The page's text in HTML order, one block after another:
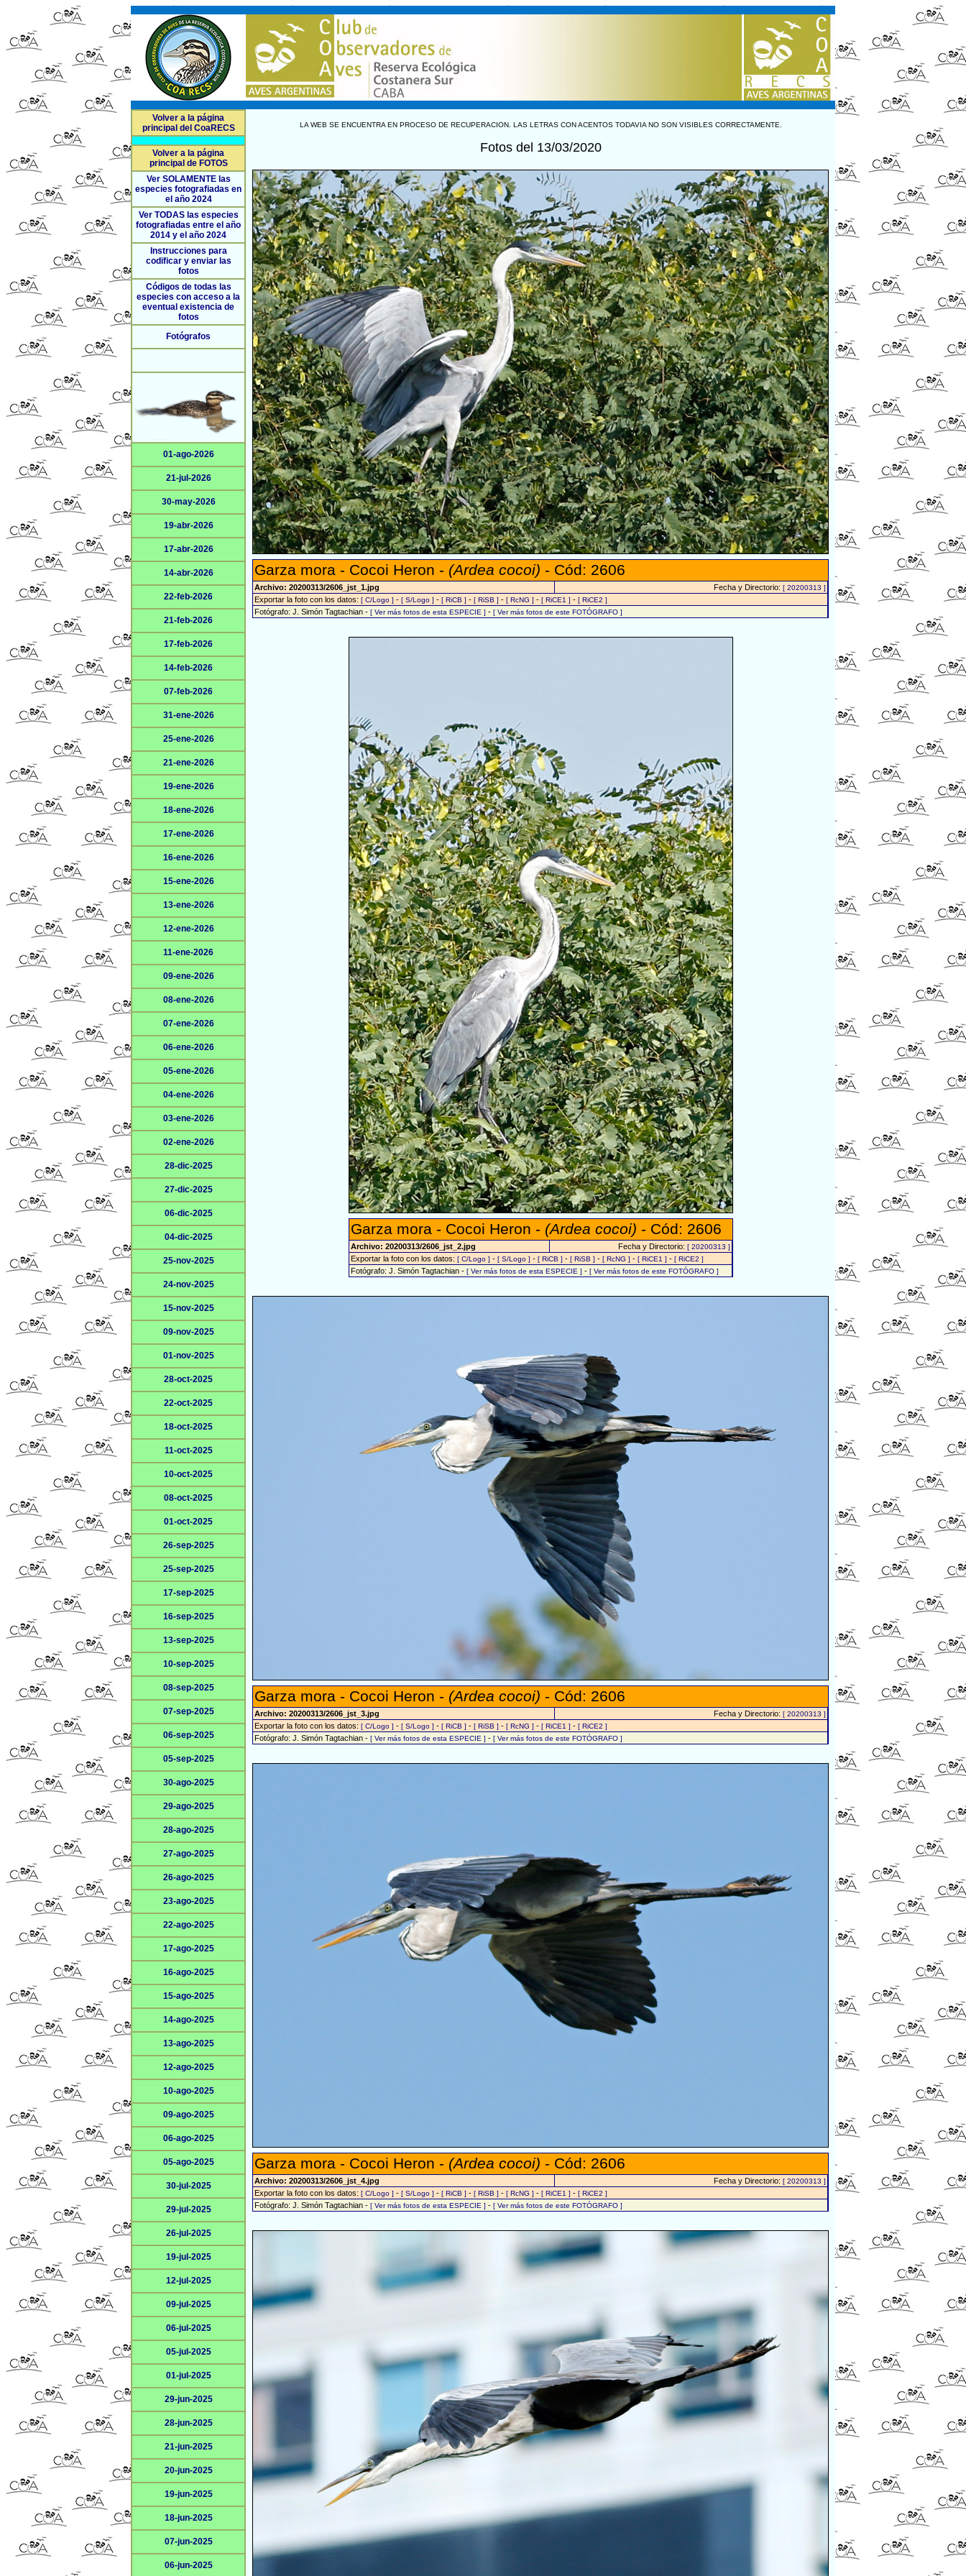
Volver a la página
principal del CoaRECS
Volver a la página
principal de FOTOS
Ver SOLAMENTE las
especies fotografiadas en
el año 2024
Ver TODAS las especies
fotografiadas entre el año
2014 y el año 2024
Instrucciones para
codificar y enviar las
fotos
Códigos de todas las
especies con acceso a la
eventual existencia de
fotos
Fotógrafos
01-ago-2026
21-jul-2026
30-may-2026
19-abr-2026
17-abr-2026
14-abr-2026
22-feb-2026
21-feb-2026
17-feb-2026
14-feb-2026
07-feb-2026
31-ene-2026
25-ene-2026
21-ene-2026
19-ene-2026
18-ene-2026
17-ene-2026
16-ene-2026
15-ene-2026
13-ene-2026
12-ene-2026
11-ene-2026
09-ene-2026
08-ene-2026
07-ene-2026
06-ene-2026
05-ene-2026
04-ene-2026
03-ene-2026
02-ene-2026
28-dic-2025
27-dic-2025
06-dic-2025
04-dic-2025
25-nov-2025
24-nov-2025
15-nov-2025
09-nov-2025
01-nov-2025
28-oct-2025
22-oct-2025
18-oct-2025
11-oct-2025
10-oct-2025
08-oct-2025
01-oct-2025
26-sep-2025
25-sep-2025
17-sep-2025
16-sep-2025
13-sep-2025
10-sep-2025
08-sep-2025
07-sep-2025
06-sep-2025
05-sep-2025
30-ago-2025
29-ago-2025
28-ago-2025
27-ago-2025
26-ago-2025
23-ago-2025
22-ago-2025
17-ago-2025
16-ago-2025
15-ago-2025
14-ago-2025
13-ago-2025
12-ago-2025
10-ago-2025
09-ago-2025
06-ago-2025
05-ago-2025
30-jul-2025
29-jul-2025
26-jul-2025
19-jul-2025
12-jul-2025
09-jul-2025
06-jul-2025
05-jul-2025
01-jul-2025
29-jun-2025
28-jun-2025
21-jun-2025
20-jun-2025
19-jun-2025
18-jun-2025
07-jun-2025
06-jun-2025
LA WEB SE ENCUENTRA EN PROCESO DE RECUPERACION. LAS LETRAS CON ACENTOS TODAVIA NO SON VISIBLES CORRECTAMENTE.
Fotos del 13/03/2020
Garza mora - Cocoi Heron - (Ardea cocoi) - Cód: 2606
Archivo: 20200313/2606_jst_1.jpg Fecha y Directorio: [ 20200313 ]
Exportar la foto con los datos: [ C/Logo ] - [ S/Logo ] - [ RiCB ] - [ RiSB ] - [ RcNG ] - [ RiCE1 ] - [ RiCE2 ]
Fotógrafo: J. Simón Tagtachian - [ Ver más fotos de esta ESPECIE ] - [ Ver más fotos de este FOTÓGRAFO ]
Garza mora - Cocoi Heron - (Ardea cocoi) - Cód: 2606
Archivo: 20200313/2606_jst_2.jpg Fecha y Directorio: [ 20200313 ]
Exportar la foto con los datos: [ C/Logo ] - [ S/Logo ] - [ RiCB ] - [ RiSB ] - [ RcNG ] - [ RiCE1 ] - [ RiCE2 ]
Fotógrafo: J. Simón Tagtachian - [ Ver más fotos de esta ESPECIE ] - [ Ver más fotos de este FOTÓGRAFO ]
Garza mora - Cocoi Heron - (Ardea cocoi) - Cód: 2606
Archivo: 20200313/2606_jst_3.jpg Fecha y Directorio: [ 20200313 ]
Exportar la foto con los datos: [ C/Logo ] - [ S/Logo ] - [ RiCB ] - [ RiSB ] - [ RcNG ] - [ RiCE1 ] - [ RiCE2 ]
Fotógrafo: J. Simón Tagtachian - [ Ver más fotos de esta ESPECIE ] - [ Ver más fotos de este FOTÓGRAFO ]
Garza mora - Cocoi Heron - (Ardea cocoi) - Cód: 2606
Archivo: 20200313/2606_jst_4.jpg Fecha y Directorio: [ 20200313 ]
Exportar la foto con los datos: [ C/Logo ] - [ S/Logo ] - [ RiCB ] - [ RiSB ] - [ RcNG ] - [ RiCE1 ] - [ RiCE2 ]
Fotógrafo: J. Simón Tagtachian - [ Ver más fotos de esta ESPECIE ] - [ Ver más fotos de este FOTÓGRAFO ]